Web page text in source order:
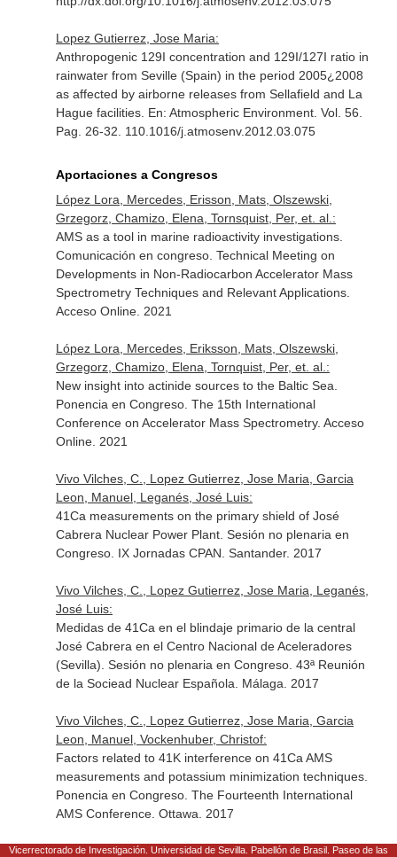
Lopez Gutierrez, Jose Maria:
Anthropogenic 129I concentration and 129I/127I ratio in
rainwater from Seville (Spain) in the period 2005¿2008
as affected by airborne releases from Sellafield and La
Hague facilities. En: Atmospheric Environment. Vol. 56.
Pag. 26-32. 110.1016/j.atmosenv.2012.03.075
Aportaciones a Congresos
López Lora, Mercedes, Erisson, Mats, Olszewski,
Grzegorz, Chamizo, Elena, Tornsquist, Per, et. al.:
AMS as a tool in marine radioactivity investigations.
Comunicación en congreso. Technical Meeting on
Developments in Non-Radiocarbon Accelerator Mass
Spectrometry Techniques and Relevant Applications.
Acceso Online. 2021
López Lora, Mercedes, Eriksson, Mats, Olszewski,
Grzegorz, Chamizo, Elena, Tornquist, Per, et. al.:
New insight into actinide sources to the Baltic Sea.
Ponencia en Congreso. The 15th International
Conference on Accelerator Mass Spectrometry. Acceso
Online. 2021
Vivo Vilches, C., Lopez Gutierrez, Jose Maria, Garcia
Leon, Manuel, Leganés, José Luis:
41Ca measurements on the primary shield of José
Cabrera Nuclear Power Plant. Sesión no plenaria en
Congreso. IX Jornadas CPAN. Santander. 2017
Vivo Vilches, C., Lopez Gutierrez, Jose Maria, Leganés,
José Luis:
Medidas de 41Ca en el blindaje primario de la central
José Cabrera en el Centro Nacional de Aceleradores
(Sevilla). Sesión no plenaria en Congreso. 43ª Reunión
de la Sociead Nuclear Española. Málaga. 2017
Vivo Vilches, C., Lopez Gutierrez, Jose Maria, Garcia
Leon, Manuel, Vockenhuber, Christof:
Factors related to 41K interference on 41Ca AMS
measurements and potassium minimization techniques.
Ponencia en Congreso. The Fourteenth International
AMS Conference. Ottawa. 2017
Vivo Vilches, C., Lopez Gutierrez, Jose Maria, Garcia
Vicerrectorado de Investigación. Universidad de Sevilla. Pabellón de Brasil. Paseo de las